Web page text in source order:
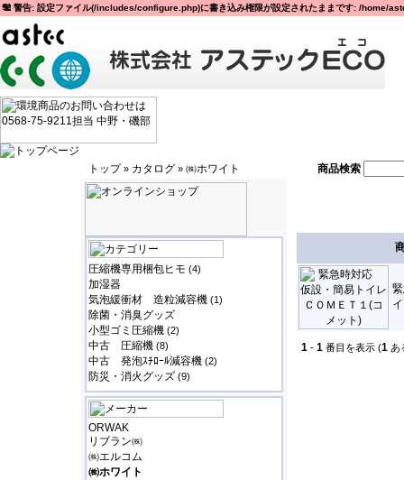
警告: 設定ファイル(/includes/configure.php)に書き込み権限が設定されたままです: /
トップ» カタログ » ㈱ホワイト 商品検索
圧縮機専用梱包ヒモ (4)
加湿器
気泡緩衝材 造粒減容機 (1)
除菌・消臭グッズ
小型ゴミ圧縮機 (2)
中古 圧縮機 (8)
中古 発泡ｽﾁﾛｰﾙ減容機 (2)
防災・消火グッズ (9)
ORWAK
リブラン㈱
㈱エルコム
㈱ホワイト
1 - 1 番目を表示 (1 あ